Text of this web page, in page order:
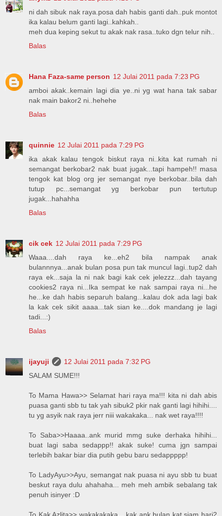
ni dah sibuk nak raya.posa dah habis ganti dah..puk montot
ika kalau belum ganti lagi..kahkah..
meh dua keping sekut tu akak nak rasa..tuko dgn telur nih..
Balas
Hana Faza-same person 12 Julai 2011 pada 7:23 PG
amboi akak..kemain lagi dia ye..ni yg wat hana tak sabar
nak main bakor2 ni..hehehe
Balas
quinnie 12 Julai 2011 pada 7:29 PG
ika akak kalau tengok biskut raya ni..kita kat rumah ni
semangat berkobar2 nak buat jugak...tapi hampeh!! masa
tengok kat blog org jer semangat nye berkobar..bila dah
tutup pc...semangat yg berkobar pun tertutup
jugak...hahahha
Balas
cik cek 12 Julai 2011 pada 7:29 PG
Waaa....dah raya ke...eh2 bila nampak anak
bulannnya...anak bulan posa pun tak muncul lagi..tup2 dah
raya ek...saja la ni nak bagi kak cek jelezzz...dah tayang
cookies2 raya ni...Ika sempat ke nak sampai raya ni...he
he...ke dah habis separuh balang...kalau dok ada lagi bak
la kak cek sikit aaaa...tak sian ke....dok mandang je lagi
tadi...:)
Balas
ijayuji
12 Julai 2011 pada 7:32 PG
SALAM SUME!!!
To Mama Hawa>> Selamat hari raya ma!!! kita ni dah abis
puasa ganti sbb tu tak yah sibuk2 pkir nak ganti lagi hihihi....
tu yg asyik nak raya jerr niii wakakaka... nak wet raya!!!!
To Saba>>Haaaa..ank murid mmg suke derhaka hihihi...
buat lagi saba sedappp!! akak suke! cuma jgn sampai
terlebih bakar biar dia putih gebu baru sedappppp!
To LadyAyu>>Ayu, semangat nak puasa ni ayu sbb tu buat
beskut raya dulu ahahaha... meh meh ambik sebalang tak
penuh isinyer :D
To Kak Azlita>> wakakakaka... kak ank bulan kat siam hari2